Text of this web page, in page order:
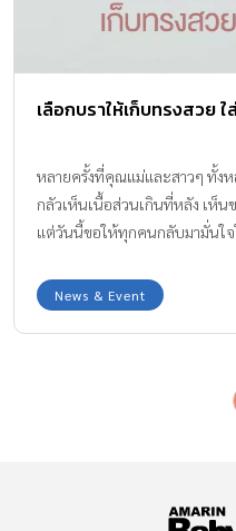
เลือกบราให้เก็บทรงสวย
หลายครั้งที่คุณแม่และสาวๆ ทั้งห
กลัวเห็นเนื้อส่วนเกินที่หลัง เห็น
แต่วันนี้ขอให้ทุกคนกลับมามั่นใ
Intimate
News & Event